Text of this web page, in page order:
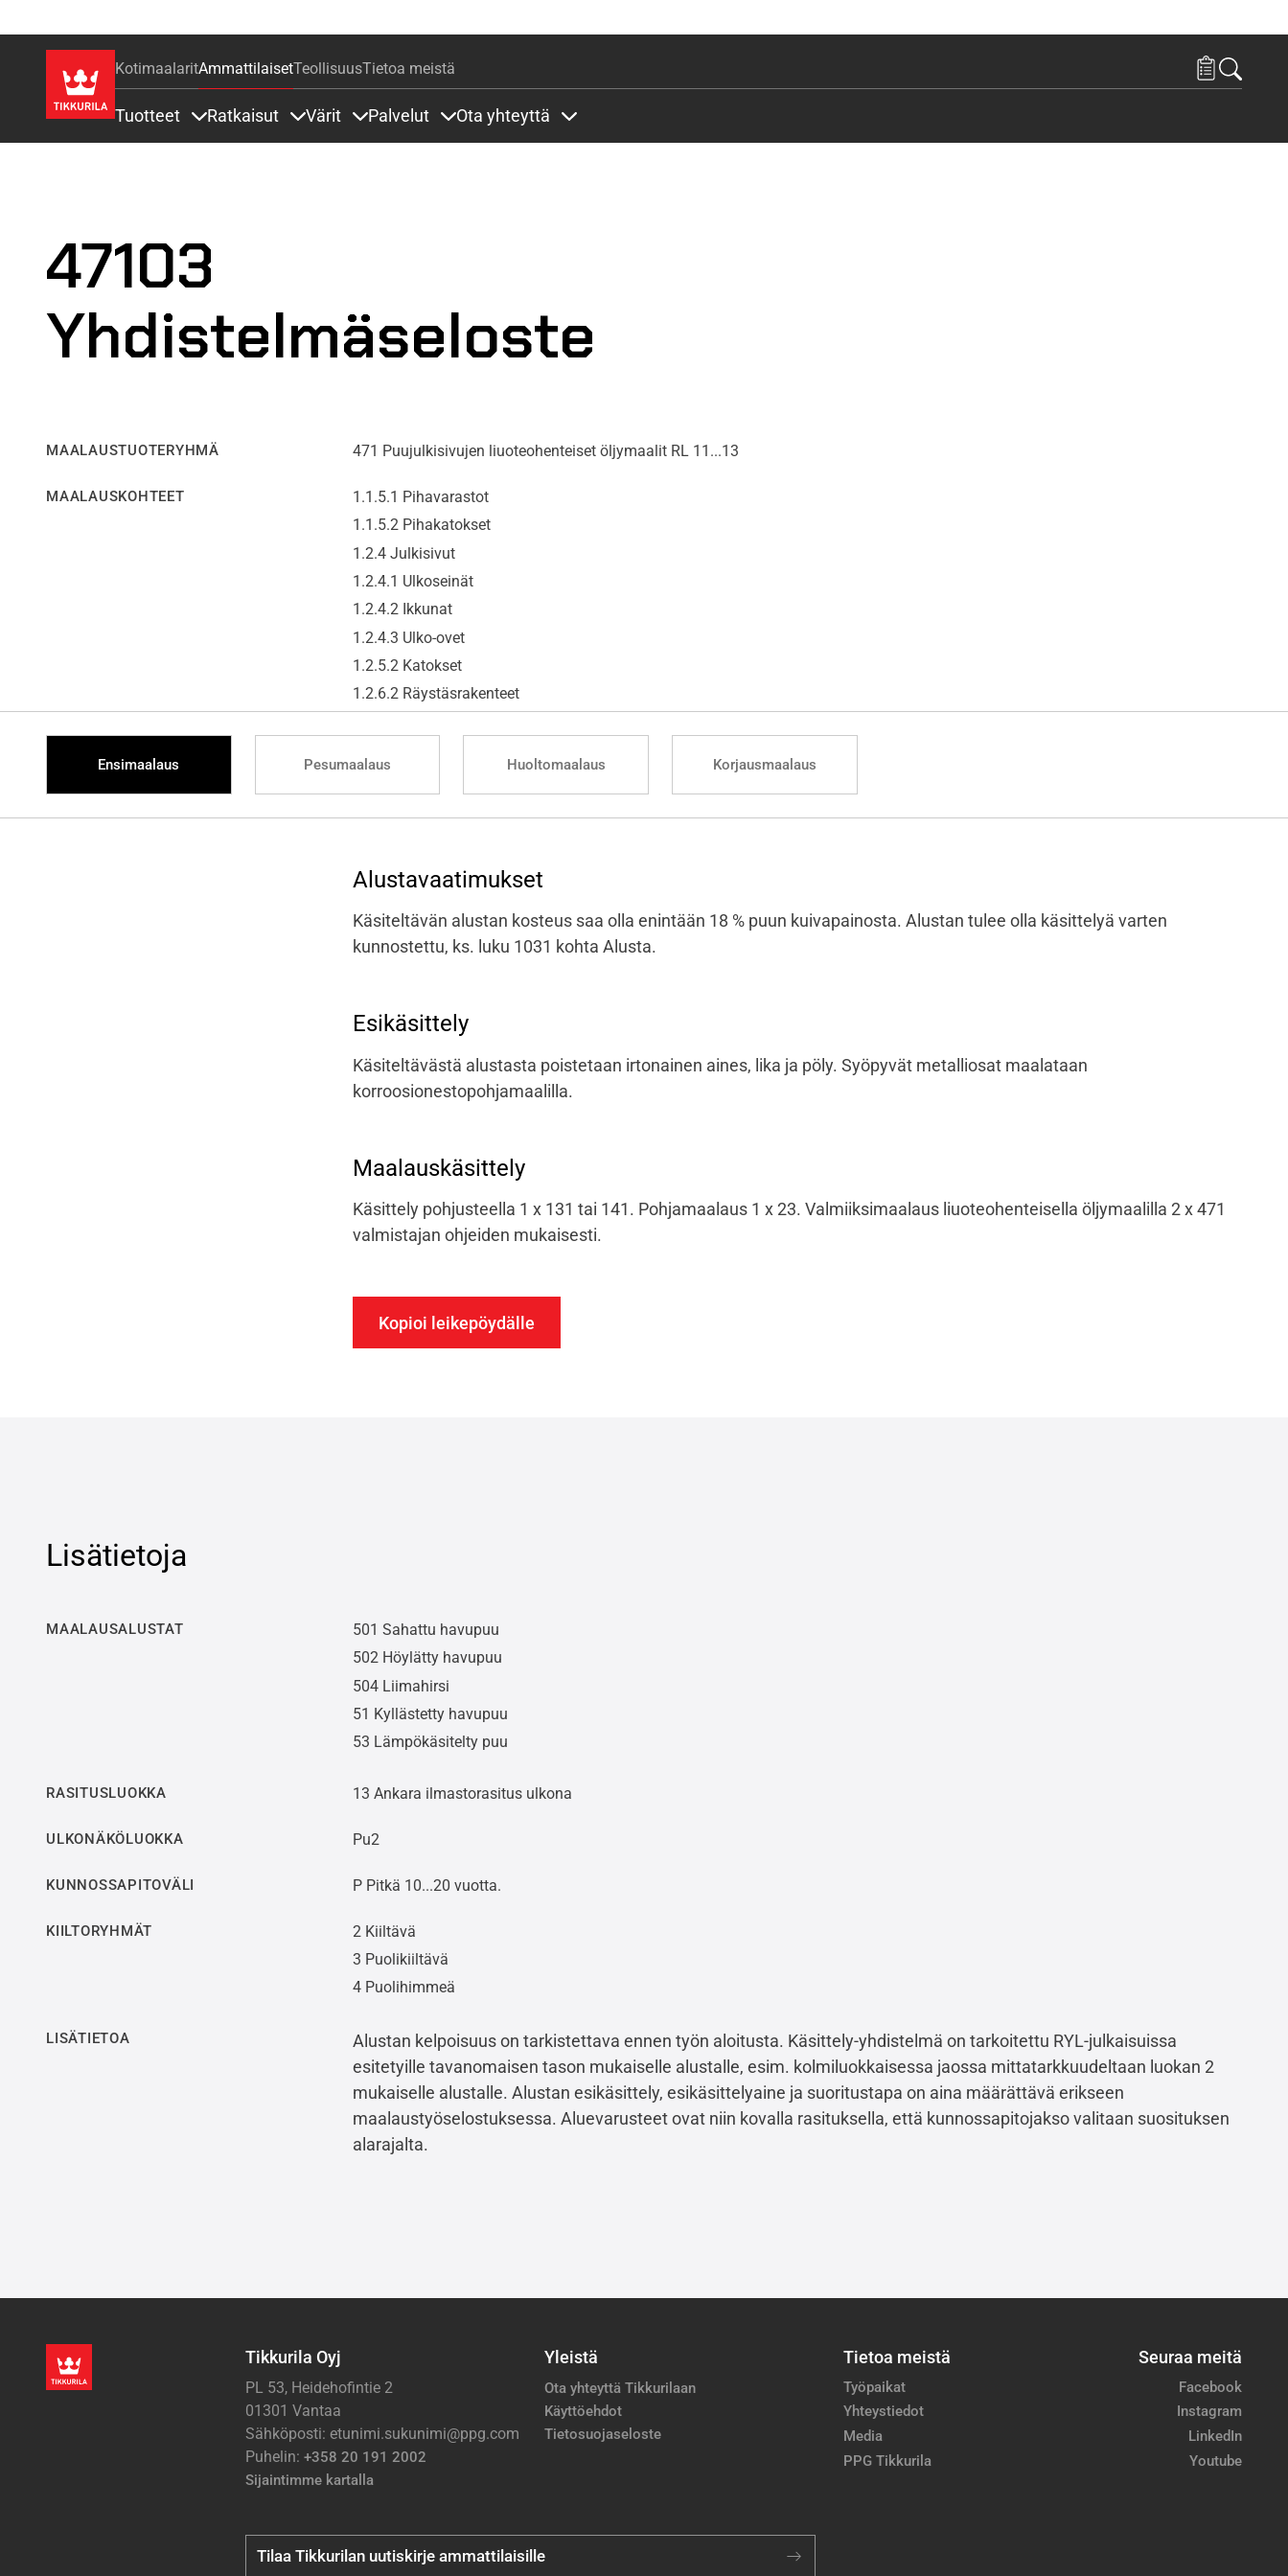
KotimaalaritAmmattilaisetTeollisuusTietoa meistä
Tuotteet Ratkaisut Värit Palvelut Ota yhteyttä
47103
Yhdistelmäseloste
MAALAUSTUOTERYHMÄ 471 Puujulkisivujen liuoteohenteiset öljymaalit RL 11...13
MAALAUSKOHTEET
1.1.5.1 Pihavarastot
1.1.5.2 Pihakatokset
1.2.4 Julkisivut
1.2.4.1 Ulkoseinät
1.2.4.2 Ikkunat
1.2.4.3 Ulko-ovet
1.2.5.2 Katokset
1.2.6.2 Räystäsrakenteet
Ensimaalaus Pesumaalaus Huoltomaalaus Korjausmaalaus
Alustavaatimukset
Käsiteltävän alustan kosteus saa olla enintään 18 % puun kuivapainosta. Alustan tulee olla käsittelyä varten
kunnostettu, ks. luku 1031 kohta Alusta.
Esikäsittely
Käsiteltävästä alustasta poistetaan irtonainen aines, lika ja pöly. Syöpyvät metalliosat maalataan
korroosionestopohjamaalilla.
Maalauskäsittely
Käsittely pohjusteella 1 x 131 tai 141. Pohjamaalaus 1 x 23. Valmiiksimaalaus liuoteohenteisella öljymaalilla 2 x 471
valmistajan ohjeiden mukaisesti.
Kopioi leikepöydälle
Lisätietoja
MAALAUSALUSTAT
501 Sahattu havupuu
502 Höylätty havupuu
504 Liimahirsi
51 Kyllästetty havupuu
53 Lämpökäsitelty puu
RASITUSLUOKKA 13 Ankara ilmastorasitus ulkona
ULKONÄKÖLUOKKA Pu2
KUNNOSSAPITOVÄLI P Pitkä 10...20 vuotta.
KIILTORYHMÄT
2 Kiiltävä
3 Puolikiiltävä
4 Puolihimmeä
LISÄTIETOA
Alustan kelpoisuus on tarkistettava ennen työn aloitusta. Käsittely-yhdistelmä on tarkoitettu RYL-julkaisuissa
esitetyille tavanomaisen tason mukaiselle alustalle, esim. kolmiluokkaisessa jaossa mittatarkkuudeltaan luokan 2
mukaiselle alustalle. Alustan esikäsittely, esikäsittelyaine ja suoritustapa on aina määrättävä erikseen
maalaustyöselostuksessa. Aluevarusteet ovat niin kovalla rasituksella, että kunnossapitojakso valitaan suosituksen
alarajalta.
Tikkurila Oyj
PL 53, Heidehofintie 2
01301 Vantaa
Sähköposti: etunimi.sukunimi@ppg.com
Puhelin: +358 20 191 2002
Sijaintimme kartalla
Yleistä
Ota yhteyttä Tikkurilaan
Käyttöehdot
Tietosuojaseloste
Tietoa meistä
Työpaikat
Yhteystiedot
Media
PPG Tikkurila
Seuraa meitä
Facebook
Instagram
LinkedIn
Youtube
Tilaa Tikkurilan uutiskirje ammattilaisille